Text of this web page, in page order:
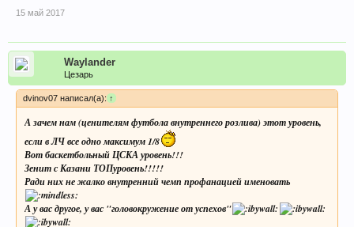
15 май 2017
Waylander
Цезарь
dvinov07 написал(а):↑
А зачем нам (ценителям футбола внутреннего розлива) этот уровень,
если в ЛЧ все одно максимум 1/8
Вот баскетбольный ЦСКА уровень!!!
Зенит с Казани ТОПуровень!!!!!
Ради них не жалко внутренний чемп профанацией именовать
А у вас другое, у вас "головокружение от успехов"